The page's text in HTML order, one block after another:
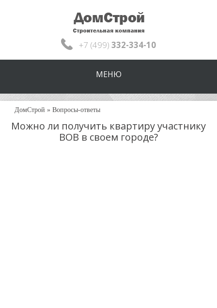
+7 (499) 332-334-10
МЕНЮ
ДомСтрой » Вопросы-ответы
Можно ли получить квартиру участнику
ВОВ в своем городе?